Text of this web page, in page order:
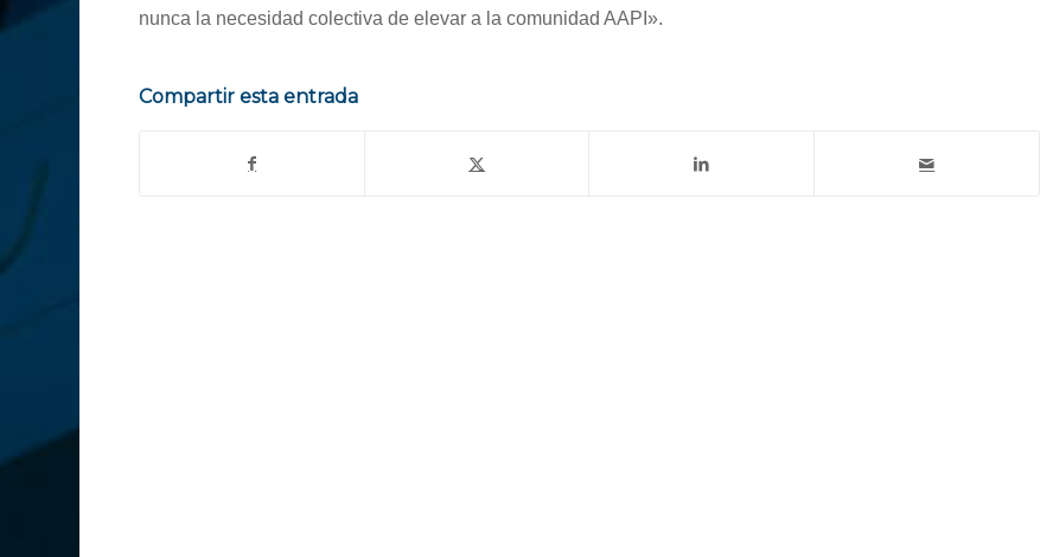
nunca la necesidad colectiva de elevar a la comunidad AAPI».
Compartir esta entrada